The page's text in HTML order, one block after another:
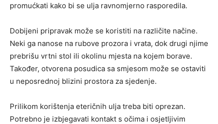
promućkati kako bi se ulja ravnomjerno rasporedila.
Dobijeni pripravak može se koristiti na različite načine.
Neki ga nanose na rubove prozora i vrata, dok drugi njime
prebrišu vrtni stol ili okolinu mjesta na kojem borave.
Također, otvorena posudica sa smjesom može se ostaviti
u neposrednoj blizini prostora za sjedenje.
Prilikom korištenja eteričnih ulja treba biti oprezan.
Potrebno je izbjegavati kontakt s očima i osjetljivim